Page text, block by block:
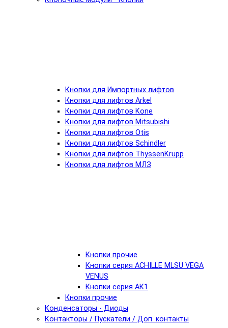
Кнопки для Импортных лифтов
Кнопки для лифтов Arkel
Кнопки для лифтов Kone
Кнопки для лифтов Mitsubishi
Кнопки для лифтов Otis
Кнопки для лифтов Schindler
Кнопки для лифтов ThyssenKrupp
Кнопки для лифтов МЛЗ
Кнопки прочие
Кнопки серия ACHILLE MLSU VEGA
VENUS
Кнопки серия АК1
Кнопки прочие
Конденсаторы - Диоды
Контакторы / Пускатели / Доп. контакты